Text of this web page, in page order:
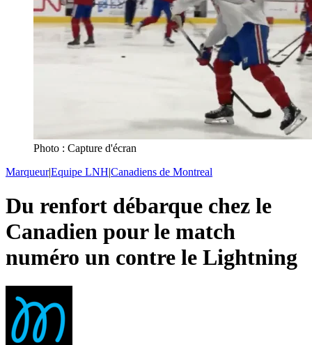
Photo : Capture d'écran
Marqueur|Equipe LNH|Canadiens de Montreal
Du renfort débarque chez le
Canadien pour le match
numéro un contre le Lightning